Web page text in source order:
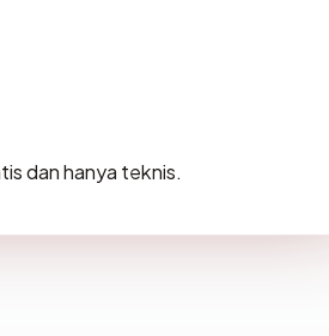
dan hanya teknis.